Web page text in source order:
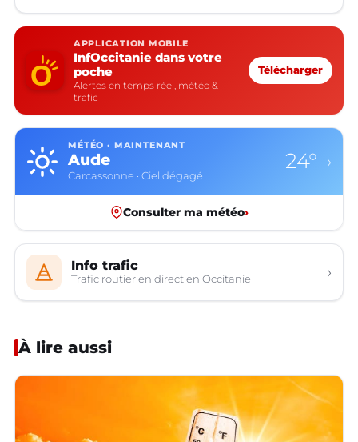
APPLICATION MOBILE
InfOccitanie dans votre
poche
Alertes en temps réel, météo &
trafic
Télécharger
MÉTÉO · MAINTENANT
Aude
Carcassonne · Ciel dégagé
24° ›
Consulter ma météo›
Info trafic
Trafic routier en direct en Occitanie ›
À lire aussi